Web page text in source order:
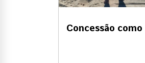
Concessão